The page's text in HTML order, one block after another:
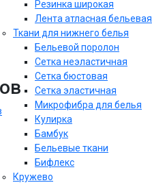
Резинка широкая
Лента атласная бельевая
Ткани для нижнего белья
Бельевой поролон
Сетка неэластичная
Сетка бюстовая
Сетка эластичная
Микрофибра для белья
Кулирка
Бамбук
Бельевые ткани
Бифлекс
Кружево